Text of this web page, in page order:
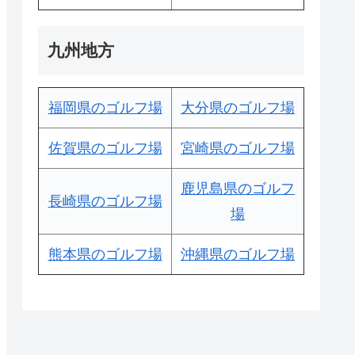
九州地方
福岡県のゴルフ場 大分県のゴルフ場
佐賀県のゴルフ場 宮崎県のゴルフ場
長崎県のゴルフ場
鹿児島県のゴルフ
場
熊本県のゴルフ場 沖縄県のゴルフ場